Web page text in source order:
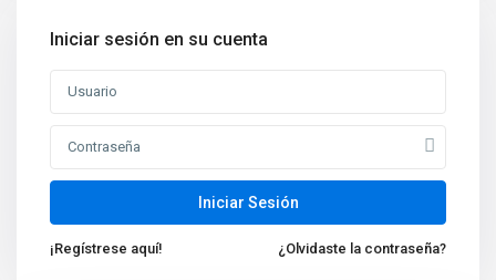
Iniciar sesión en su cuenta
Iniciar Sesión
¡Regístrese aquí! ¿Olvidaste la contraseña?
Lotes y Terrenos(65)
Oficinas(5)
Nuevas propiedades
Venta de Casa de Lujo en
Nicarag...